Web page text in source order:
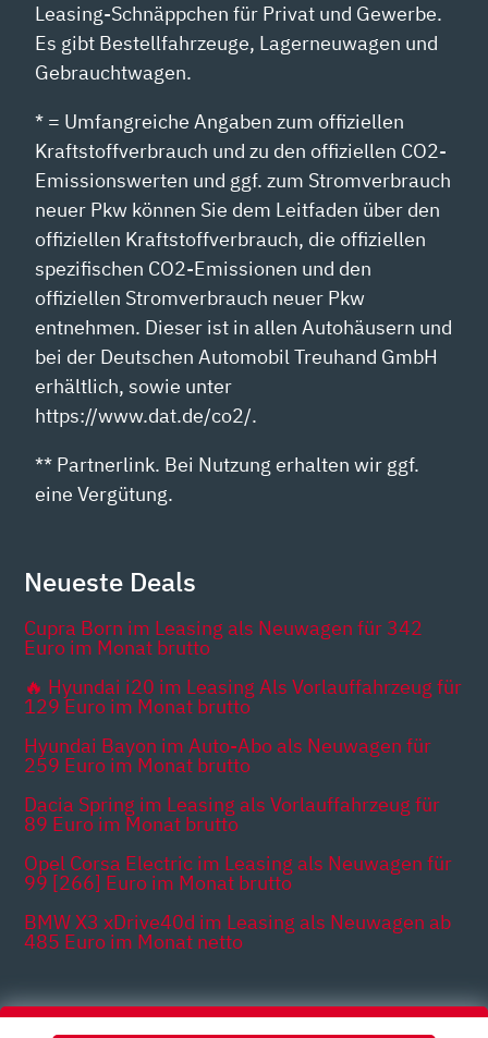
Leasing-Schnäppchen für Privat und Gewerbe.
Es gibt Bestellfahrzeuge, Lagerneuwagen und
Gebrauchtwagen.
* = Umfangreiche Angaben zum offiziellen
Kraftstoffverbrauch und zu den offiziellen CO2-
Emissionswerten und ggf. zum Stromverbrauch
neuer Pkw können Sie dem Leitfaden über den
offiziellen Kraftstoffverbrauch, die offiziellen
spezifischen CO2-Emissionen und den
offiziellen Stromverbrauch neuer Pkw
entnehmen. Dieser ist in allen Autohäusern und
bei der Deutschen Automobil Treuhand GmbH
erhältlich, sowie unter
https://www.dat.de/co2/.
** Partnerlink. Bei Nutzung erhalten wir ggf.
eine Vergütung.
Neueste Deals
Cupra Born im Leasing als Neuwagen für 342
Euro im Monat brutto
🔥 Hyundai i20 im Leasing Als Vorlauffahrzeug für
129 Euro im Monat brutto
Hyundai Bayon im Auto-Abo als Neuwagen für
259 Euro im Monat brutto
Dacia Spring im Leasing als Vorlauffahrzeug für
89 Euro im Monat brutto
Opel Corsa Electric im Leasing als Neuwagen für
99 [266] Euro im Monat brutto
BMW X3 xDrive40d im Leasing als Neuwagen ab
485 Euro im Monat netto